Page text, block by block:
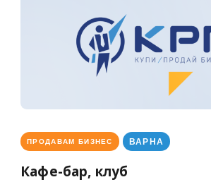
ПРОДАВАМ БИЗНЕС ВАРНА
Кафе-бар, клуб